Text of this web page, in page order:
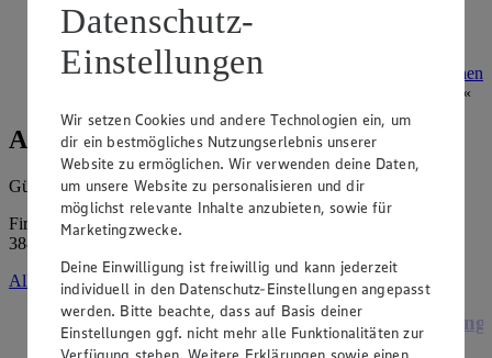
Super Sommer Spar-Pass 2026
Prospekt Super Sommer Spar-Pass 2026 im Browser Ansehen
Angebote der Woche
Gültig vom03.08.2026bis zum08.08.2026
Firma: VST. 4008 - PUG - Kauf eG Salzwedel, Teichdamm 1,
38877 Benneckenstein
Alle Angebote ansehen
Angebot:Grünländer
Datenschutz-
Einstellungen
Wir setzen Cookies und andere Technologien ein, um
dir ein bestmögliches Nutzungserlebnis unserer
Website zu ermöglichen. Wir verwenden deine Daten,
um unsere Website zu personalisieren und dir
möglichst relevante Inhalte anzubieten, sowie für
Marketingzwecke.
Deine Einwilligung ist freiwillig und kann jederzeit
individuell in den Datenschutz-Einstellungen angepasst
werden. Bitte beachte, dass auf Basis deiner
Einstellungen ggf. nicht mehr alle Funktionalitäten zur